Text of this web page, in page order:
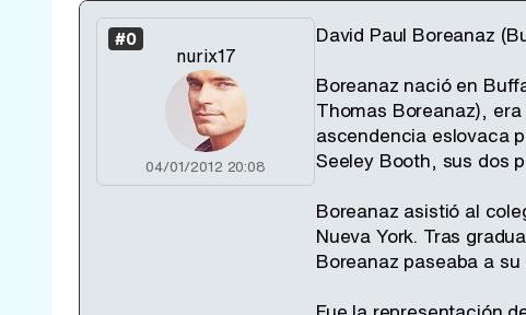
#0
nurix17
04/01/2012 20:08
David Paul Boreanaz
Boreanaz nació en
Thomas Boreanaz),
ascendencia eslovaca
Seeley Booth, sus dos
Boreanaz asistió al
Nueva York. Tras
Boreanaz paseaba a su